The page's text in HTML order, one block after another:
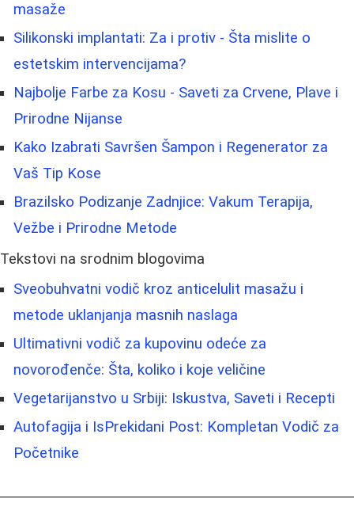
masaže
Silikonski implantati: Za i protiv - Šta mislite o
estetskim intervencijama?
Najbolje Farbe za Kosu - Saveti za Crvene, Plave i
Prirodne Nijanse
Kako Izabrati Savršen Šampon i Regenerator za
Vaš Tip Kose
Brazilsko Podizanje Zadnjice: Vakum Terapija,
Vežbe i Prirodne Metode
Tekstovi na srodnim blogovima
Sveobuhvatni vodič kroz anticelulit masažu i
metode uklanjanja masnih naslaga
Ultimativni vodič za kupovinu odeće za
novorođenče: Šta, koliko i koje veličine
Vegetarijanstvo u Srbiji: Iskustva, Saveti i Recepti
Autofagija i IsPrekidani Post: Kompletan Vodič za
Početnike